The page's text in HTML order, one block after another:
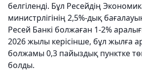
белгіленді. Бұл Ресейдің
министрлігінің 2,5%-дық
Ресей Банкі болжаған 1-2%
2026 жылы керісінше, бұл жылға
болжамы 0,3 пайыздық пунктке
болды.